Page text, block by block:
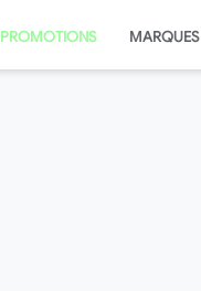
PROMOTIONS MARQUES